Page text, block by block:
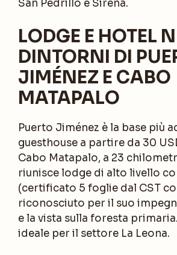
San Pedrillo e Sirena.
LODGE E HOTEL
DINTORNI DI
JIMÉNEZ E CABO
MATAPALO
Puerto Jiménez è la base più
guesthouse a partire da 30
Cabo Matapalo, a 23
riunisce lodge di alto livello
(certificato 5 foglie dal CST
riconosciuto per il suo
e la vista sulla foresta
ideale per il settore La Leona.